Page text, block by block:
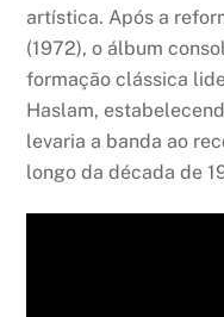
artística. Após a
(1972), o álbum
formação clássica
Haslam,
levaria a banda ao
longo da década de